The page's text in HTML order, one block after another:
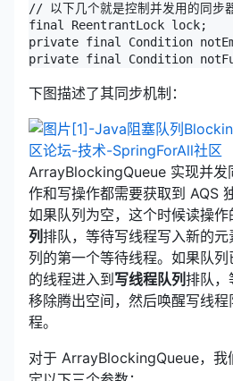
// 以下几个就是控制并发用的同步
final ReentrantLock lock;
private final Condition
private final Condition
下图描述了其同步机制：
ArrayBlockingQueue 实现并发
作和写操作都需要获取到 AQS
如果队列为空，这个时候读操作
列排队，等待写线程写入新的
列的第一个等待线程。如果队
的线程进入到 写线程队列排队，
移除腾出空间，然后唤醒写线
程。
对于 ArrayBlockingQueue，我